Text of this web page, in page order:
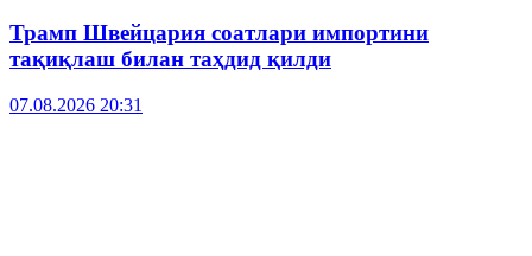
Трамп Швейцария соатлари импортини
тақиқлаш билан таҳдид қилди
07.08.2026 20:31